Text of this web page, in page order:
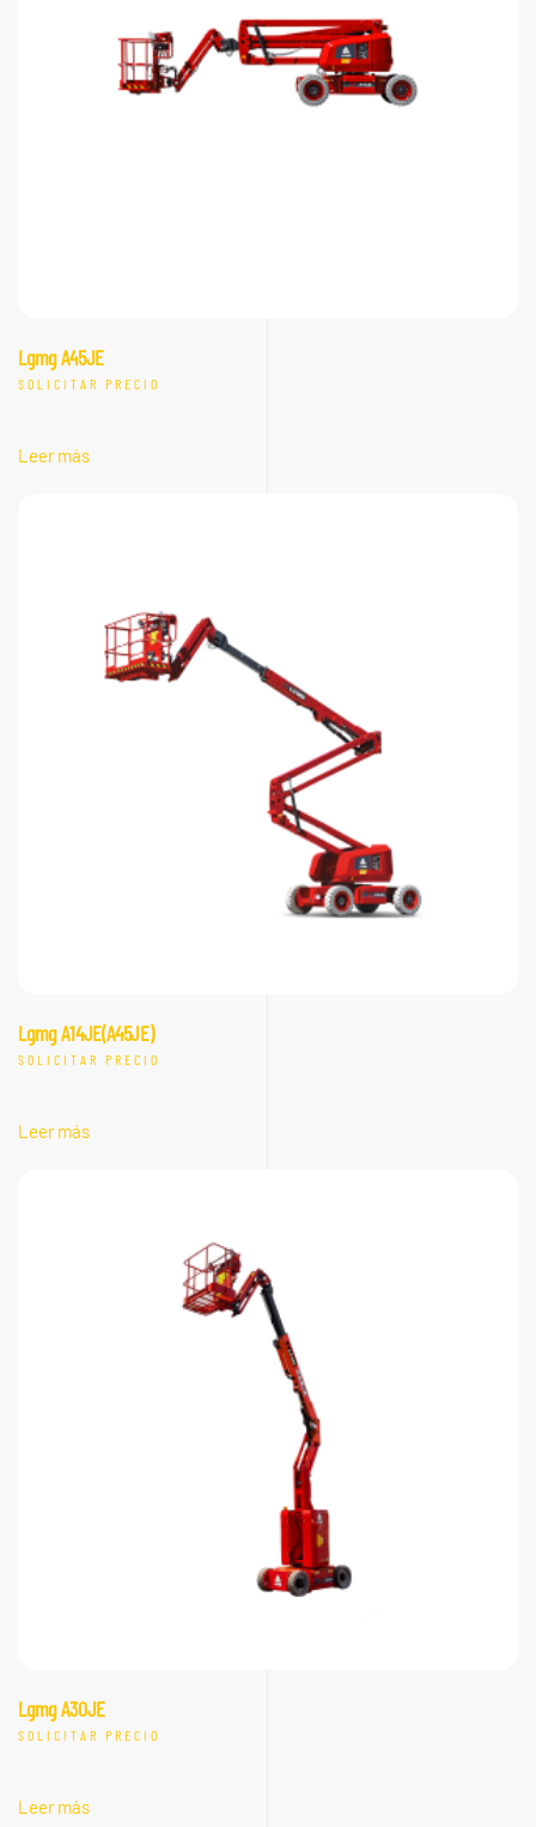
Lgmg A45JE
SOLICITAR PRECIO
Leer más
Lgmg A14JE(A45JE)
SOLICITAR PRECIO
Leer más
Lgmg A30JE
SOLICITAR PRECIO
Leer más